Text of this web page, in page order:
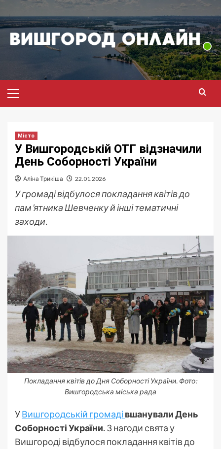
до
вмісту
меню
Місто
У Вишгородській ОТГ відзначили
День Соборності України
Аліна Трикіша 22.01.2026
У громаді відбулося покладання квітів до
пам’ятника Шевченку й інші тематичні
заходи.
Покладання квітів до Дня Соборності України. Фото:
Вишгородська міська рада
УВишгородській громадівшанували День
Соборності України.З нагоди свята у
Вишгороді відбулося покладання квітів до